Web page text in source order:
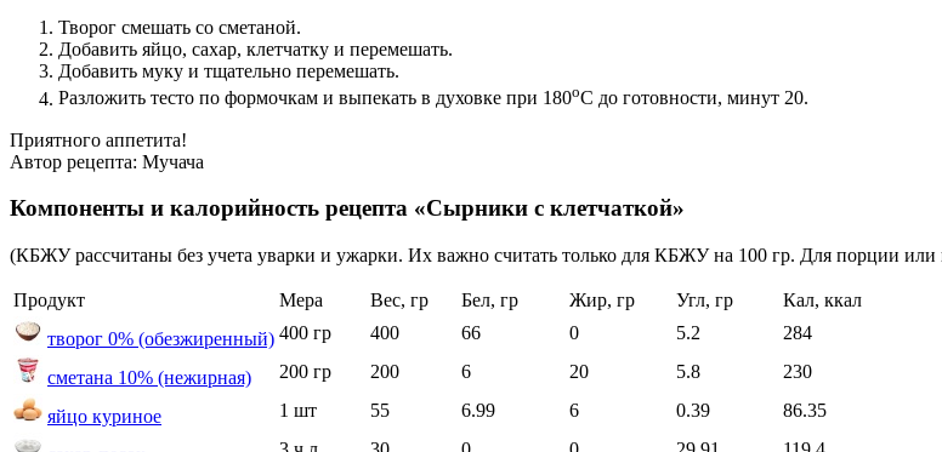
Творог смешать со сметаной.
Добавить яйцо, сахар, клетчатку и перемешать.
Добавить муку и тщательно перемешать.
Разложить тесто по формочкам и выпекать в духовке при 180оС до готовности, минут 20.
Приятного аппетита!
Автор рецепта: Мучача
Компоненты и калорийность рецепта «Сырники с клетчаткой»
(КБЖУ рассчитаны без учета уварки и ужарки. Их важно считать только для КБЖУ на 100 гр. Для порции или
Продукт Мера Вес, гр Бел, гр Жир, гр Угл, гр
Кал, ккал
творог 0% (обезжиренный) 400 гр 400 66 0 5.2 284
сметана 10% (нежирная) 200 гр 200 6 20 5.8 230
яйцо куриное 1 шт 55 6.99 6 0.39 86.35